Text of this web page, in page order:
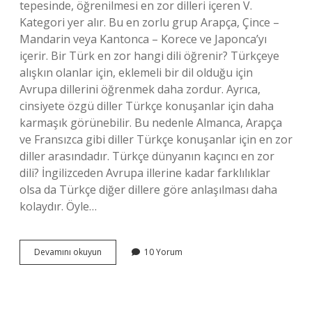
tepesinde, öğrenilmesi en zor dilleri içeren V.
Kategori yer alır. Bu en zorlu grup Arapça, Çince –
Mandarin veya Kantonca – Korece ve Japonca’yı
içerir. Bir Türk en zor hangi dili öğrenir? Türkçeye
alışkın olanlar için, eklemeli bir dil olduğu için
Avrupa dillerini öğrenmek daha zordur. Ayrıca,
cinsiyete özgü diller Türkçe konuşanlar için daha
karmaşık görünebilir. Bu nedenle Almanca, Arapça
ve Fransızca gibi diller Türkçe konuşanlar için en zor
diller arasındadır. Türkçe dünyanın kaçıncı en zor
dili? İngilizceden Avrupa illerine kadar farklılıklar
olsa da Türkçe diğer dillere göre anlaşılması daha
kolaydır. Öyle…
Devamını okuyun Öğrenmesi
En
10 Yorum